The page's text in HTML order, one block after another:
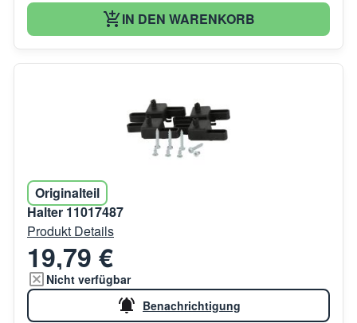
IN DEN WARENKORB
Originalteil
Halter 11017487
Produkt Details
19,79 €
Nicht verfügbar
Benachrichtigung